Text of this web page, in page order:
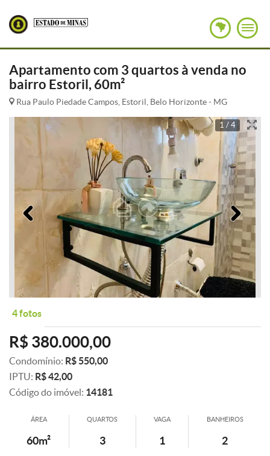
Apartamento com 3 quartos à venda no
bairro Estoril, 60m²
Rua Paulo Piedade Campos, Estoril, Belo Horizonte - MG
1 / 4
Anterior
4 fotos
R$ 380.000,00
Condomínio: R$ 550,00
IPTU: R$ 42,00
Código do imóvel: 14181
ÁREA
60m²
QUARTOS
3
VAGA
1
BANHEIROS
2